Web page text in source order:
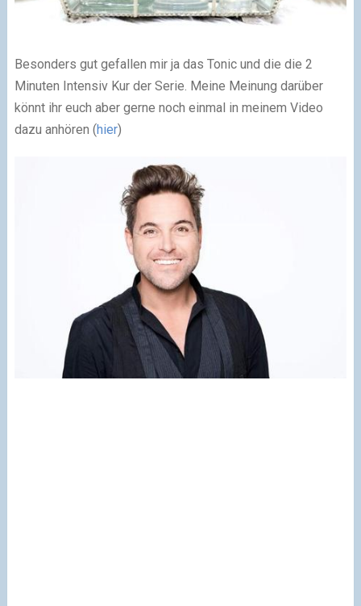
Besonders gut gefallen mir ja das Tonic und die die 2
Minuten Intensiv Kur der Serie. Meine Meinung darüber
könnt ihr euch aber gerne noch einmal in meinem Video
dazu anhören (hier)